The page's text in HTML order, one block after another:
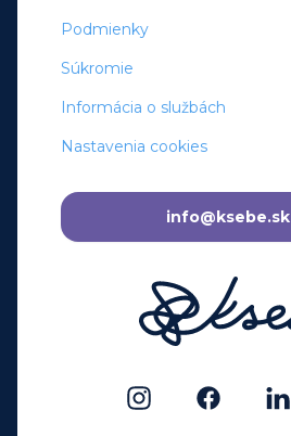
Podmienky
Súkromie
Informácia o službách
Nastavenia cookies
info@ksebe.sk